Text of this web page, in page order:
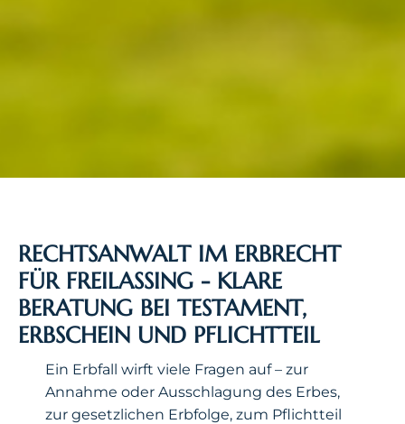
RECHTSANWALT IM ERBRECHT
FÜR FREILASSING - KLARE
BERATUNG BEI TESTAMENT,
ERBSCHEIN UND PFLICHTTEIL
Ein Erbfall wirft viele Fragen auf – zur
Annahme oder Ausschlagung des Erbes,
zur gesetzlichen Erbfolge, zum Pflichtteil